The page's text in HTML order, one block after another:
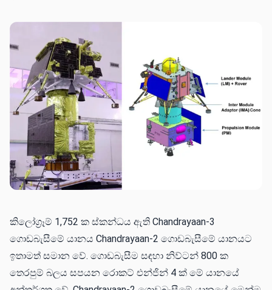
කිලෝග්‍රෑම් 1,752 ක ස්කන්ධය ඇති Chandrayaan-3
ගොඩබැසීමේ යානය Chandrayaan-2 ගොඩබැසීමේ යානයට
ඉතාමත් සමාන වේ. ගොඩබැසීම සඳහා නිව්ටන් 800 ක
තෙරපුම් බලය සපයන රොකට් එන්ජින් 4 ක් මේ යානයේ